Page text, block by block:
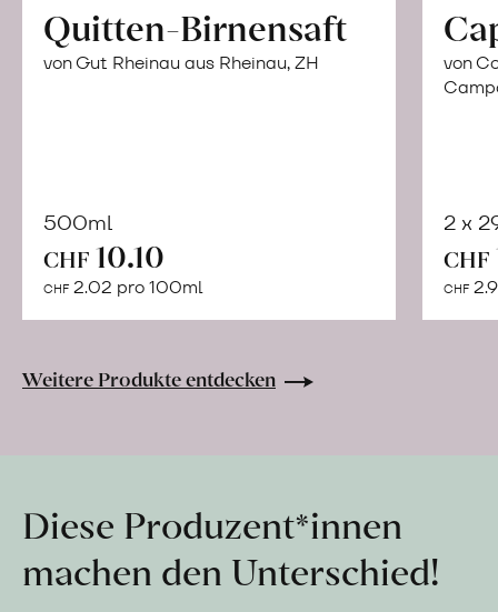
Quitten-Birnensaft
von Gut Rheinau aus Rheinau, ZH
500ml
CHF 10.10
CHF 2.02 pro 100ml
Warenkorb
von
2 x
CHF
CHF
Weitere Produkte entdecken
Diese Produzent*innen
machen den Unterschied!